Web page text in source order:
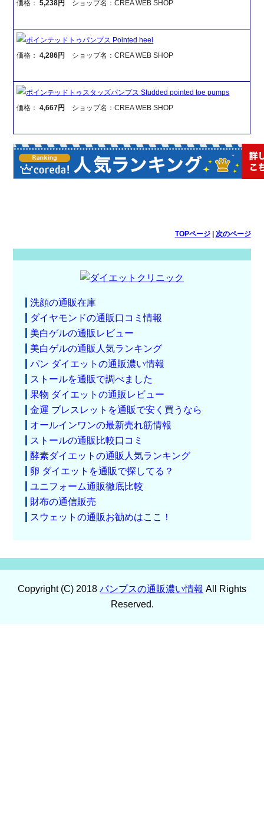
価格：5,238円 ショップ名：CREA WEB SHOP
ポインテッドトゥパンプス Pointed heel
価格：4,286円 ショップ名：CREA WEB SHOP
ポインテッドトゥスタッズパンプス Studded pointed toe pumps
価格：4,667円 ショップ名：CREA WEB SHOP
TOPページ| 次のページ
洗顔の通販在庫
ダイヤモンドの通販口コミ情報
美白ゲルの通販レビュー
美白ゲルの通販人気ランキング
パン ダイエットの通販濃い情報
ストールを通販で調べました
果物 ダイエットの通販レビュー
金運 ブレスレットを通販で安く買うなら
オールインワンの最新売れ筋情報
ストールの通販比較口コミ
酵素ダイエットの通販人気ランキング
卵 ダイエットを通販で探してる？
ユニフォーム通販徹底比較
財布の通信販売
スウェットの通販お勧めはここ！
Copyright (C) 2018 パンプスの通販濃い情報 All Rights
Reserved.